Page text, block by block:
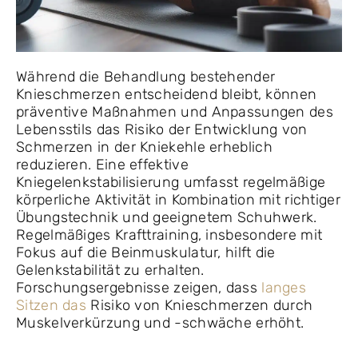
Während die Behandlung bestehender
Knieschmerzen entscheidend bleibt, können
präventive Maßnahmen und Anpassungen des
Lebensstils das Risiko der Entwicklung von
Schmerzen in der Kniekehle erheblich
reduzieren. Eine effektive
Kniegelenkstabilisierung umfasst regelmäßige
körperliche Aktivität in Kombination mit richtiger
Übungstechnik und geeignetem Schuhwerk.
Regelmäßiges Krafttraining, insbesondere mit
Fokus auf die Beinmuskulatur, hilft die
Gelenkstabilität zu erhalten.
Forschungsergebnisse zeigen, dass langes
Sitzen das Risiko von Knieschmerzen durch
Muskelverkürzung und -schwäche erhöht.